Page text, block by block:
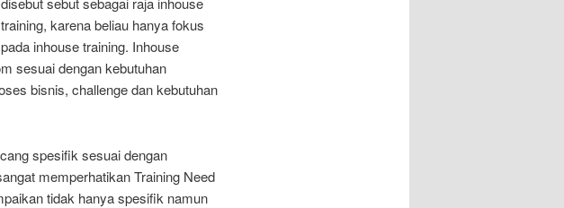
training, karena beliau hanya fokus
pada inhouse training. Inhouse
sesuai dengan kebutuhan
bisnis, challenge dan kebutuhan
spesifik sesuai dengan
memperhatikan Training Need
tidak hanya spesifik namun